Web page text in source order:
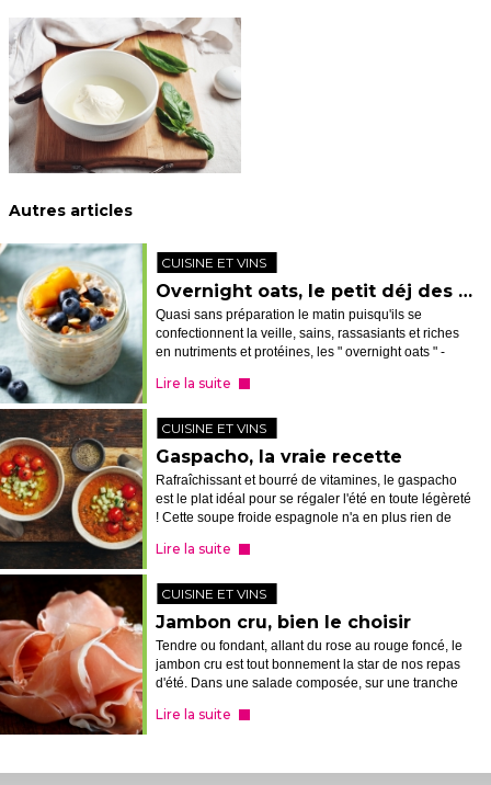
Autres articles
CUISINE ET VINS
Overnight oats, le petit déj des sportifs
Quasi sans préparation le matin puisqu'ils se
confectionnent la veille, sains, rassasiants et riches
en nutriments et protéines, les " overnight oats " -
notamment pré ou post-...
Lire la suite
CUISINE ET VINS
Gaspacho, la vraie recette
Rafraîchissant et bourré de vitamines, le gaspacho
est le plat idéal pour se régaler l'été en toute légèreté
! Cette soupe froide espagnole n'a en plus rien de
originale, c'est-à-d...
Lire la suite
CUISINE ET VINS
Jambon cru, bien le choisir
Tendre ou fondant, allant du rose au rouge foncé, le
jambon cru est tout bonnement la star de nos repas
d'été. Dans une salade composée, sur une tranche
en sandwich, ce mets est bi...
Lire la suite